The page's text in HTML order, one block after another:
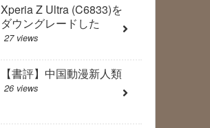
Xperia Z Ultra (C6833)を
ダウングレードした
27 views
【書評】中国動漫新人類
26 views